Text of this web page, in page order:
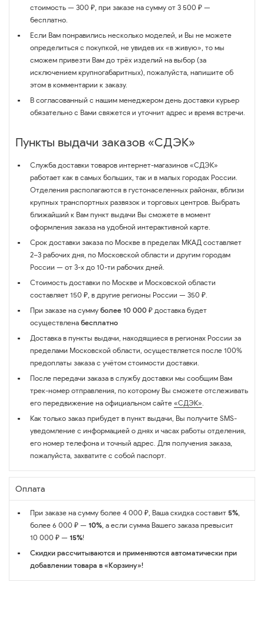
стоимость — 300 ₽, при заказе на сумму от 3 500 ₽ —
бесплатно.
Если Вам понравились несколько моделей, и Вы не можете
определиться с покупкой, не увидев их «в живую», то мы
сможем привезти Вам до трёх изделий на выбор (за
исключением крупногабаритных), пожалуйста, напишите об
этом в комментарии к заказу.
В согласованный с нашим менеджером день доставки курьер
обязательно с Вами свяжется и уточнит адрес и время встречи.
Пункты выдачи заказов «СДЭК»
Служба доставки товаров интернет-магазинов «СДЭК»
работает как в самых больших, так и в малых городах России.
Отделения располагаются в густонаселенных районах, вблизи
крупных транспортных развязок и торговых центров. Выбрать
ближайший к Вам пункт выдачи Вы сможете в момент
оформления заказа на удобной интерактивной карте.
Срок доставки заказа по Москве в пределах МКАД составляет
2–3 рабочих дня, по Московской области и другим городам
России — от 3-х до 10-ти рабочих дней.
Стоимость доставки по Москве и Московской области
составляет 150 ₽, в другие регионы России — 350 ₽.
При заказе на сумму более 10 000 ₽ доставка будет
осуществлена бесплатно
Доставка в пункты выдачи, находящиеся в регионах России за
пределами Московской области, осуществляется после 100%
предоплаты заказа с учётом стоимости доставки.
После передачи заказа в службу доставки мы сообщим Вам
трек-номер отправления, по которому Вы сможете отслеживать
его передвижение на официальном сайте «СДЭК».
Как только заказ прибудет в пункт выдачи, Вы получите SMS-
уведомление с информацией о днях и часах работы отделения,
его номер телефона и точный адрес. Для получения заказа,
пожалуйста, захватите с собой паспорт.
Оплата
При заказе на сумму более 4 000 ₽, Ваша скидка составит 5%,
более 6 000 ₽ — 10%, а если сумма Вашего заказа превысит
10 000 ₽ — 15%!
Скидки рассчитываются и применяются автоматически при
добавлении товара в «Корзину»!